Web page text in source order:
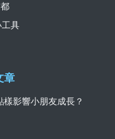
工具
章
影響小朋友成長？